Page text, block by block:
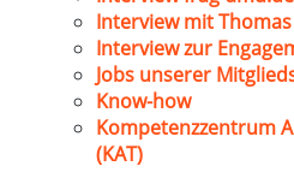
Interview mit
Interview zur
Jobs unserer
Know-how
Kompetenzzentrum
(KAT)